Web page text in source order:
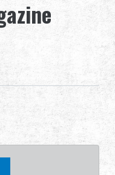
English (US)
日本語